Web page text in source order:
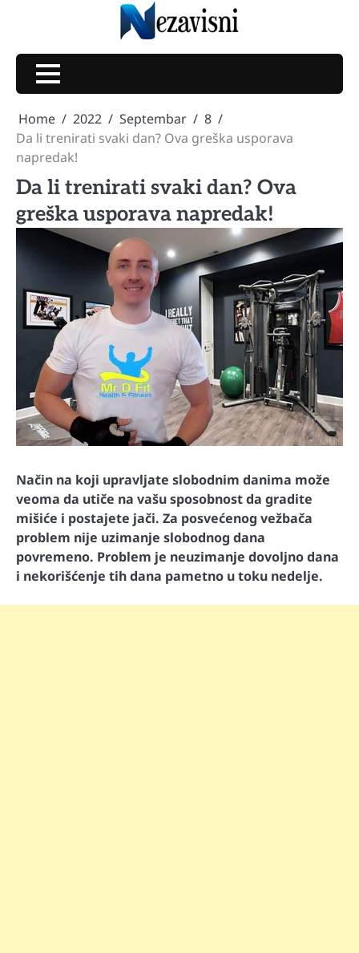
Home 2022 Septembar
8
Da li trenirati svaki dan? Ova greška usporava
napredak!
Da li trenirati svaki dan? Ova
greška usporava napredak!
Način na koji upravljate slobodnim danima može
veoma da utiče na vašu sposobnost da gradite
mišiće i postajete jači. Za posvećenog vežbača
problem nije uzimanje slobodnog dana
povremeno. Problem je neuzimanje dovoljno dana
i nekorišćenje tih dana pametno u toku nedelje.